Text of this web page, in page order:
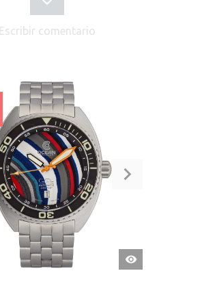
Escribir comentario
VISTA
RÁPIDA